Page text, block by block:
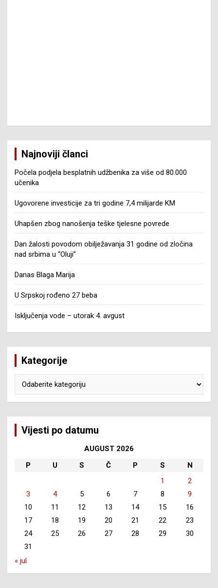
Najnoviji članci
Počela podjela besplatnih udžbenika za više od 80.000
učenika
Ugovorene investicije za tri godine 7,4 milijarde KM
Uhapšen zbog nanošenja teške tjelesne povrede
Dan žalosti povodom obilježavanja 31 godine od zločina
nad srbima u “Oluji”
Danas Blaga Marija
U Srpskoj rođeno 27 beba
Isključenja vode – utorak 4. avgust
Kategorije
Vijesti po datumu
AUGUST 2026
P
U S Č P S
N
1
2
3
4 5 6 7 8
9
10
11 12 13 14 15
16
17
18 19 20 21 22
23
24
25 26 27 28 29
30
31
« jul